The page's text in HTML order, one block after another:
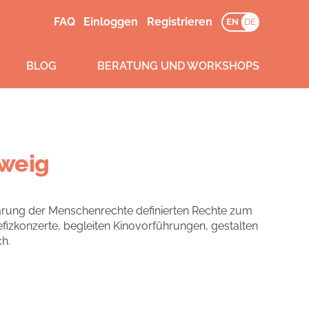
FAQ Einloggen Registrieren EN DE
BLOG BERATUNG UND WORKSHOPS
der Menschenrechte definierten Rechte zum
begleiten Kinovorführungen, gestalten